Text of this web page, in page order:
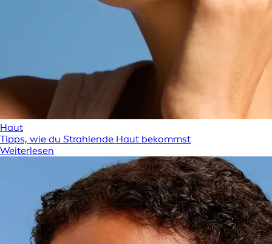
Haut
Tipps, wie du Strahlende Haut bekommst
Weiterlesen